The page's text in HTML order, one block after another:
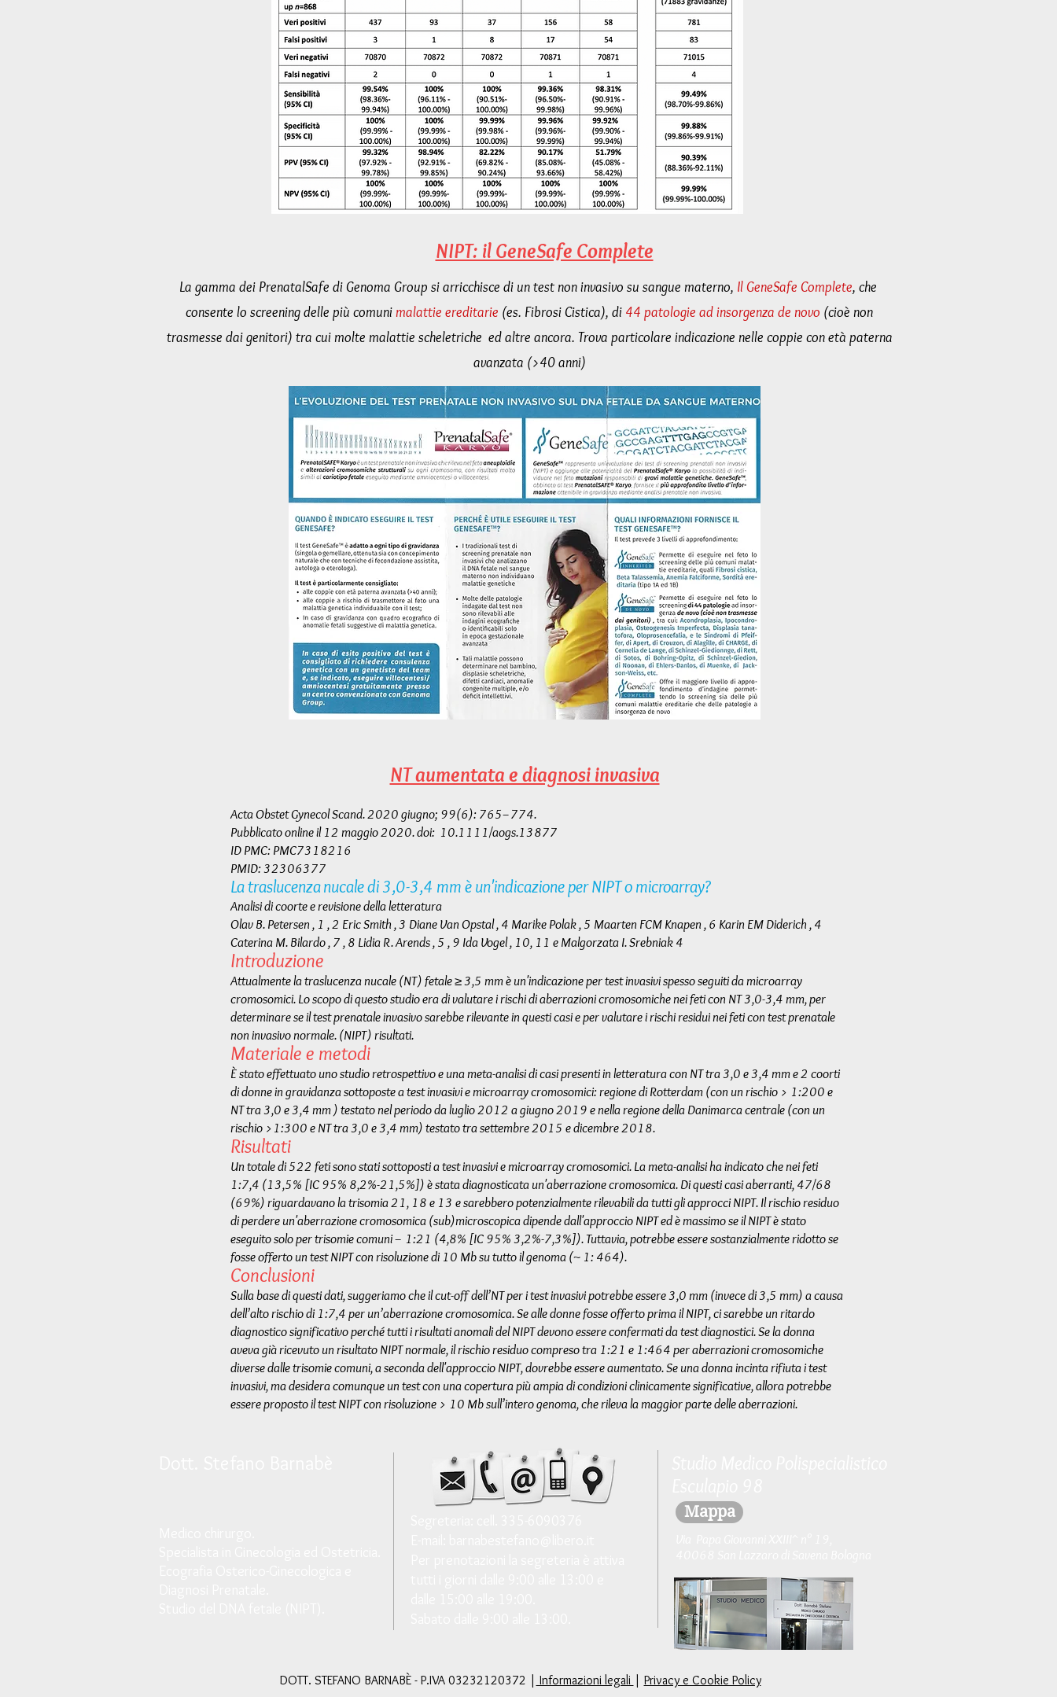
Grow Your Vision
Welcome visitors to your site with a short, engaging introduction.
Double click to edit and add your own text.
Start Now
NIPT: il GeneSafe Complete
Il GeneSafe Complete, che
consente lo screening delle più comuni malattie ereditarie (es. Fibrosi Cistica), di 44 patologie ad insorgenza de novo (cioè non
trasmesse dai genitori) tra cui molte malattie scheletriche ed altre ancora. Trova particolare indicazione nelle coppie con età paterna
avanzata (>40 anni)
Acta Obstet Gynecol Scand. 2020 giugno; 99(6): 765–774.
Pubblicato online il 12 maggio 2020. doi: 10.1111/aogs.13877
ID PMC: PMC7318216
PMID: 32306377
La traslucenza nucale di 3,0-3,4 mm è un'indicazione per NIPT o microarray?
Analisi di coorte e revisione della letteratura
Olav B. Petersen , 1 , 2 Eric Smith , 3 Diane Van Opstal , 4 Marike Polak , 5 Maarten FCM Knapen , 6 Karin EM Diderich , 4
Caterina M. Bilardo , 7 , 8 Lidia R. Arends , 5 , 9 Ida Vogel , 10, 11 e Malgorzata I. Srebniak 4
Introduzione
Attualmente la traslucenza nucale (NT) fetale ≥ 3,5 mm è un'indicazione per test invasivi spesso seguiti da microarray
cromosomici. Lo scopo di questo studio era di valutare i rischi di aberrazioni cromosomiche nei feti con NT 3,0-3,4 mm, per
determinare se il test prenatale invasivo sarebbe rilevante in questi casi e per valutare i rischi residui nei feti con test prenatale
non invasivo normale. (NIPT) risultati.
Materiale e metodi
È stato effettuato uno studio retrospettivo e una meta-analisi di casi presenti in letteratura con NT tra 3,0 e 3,4 mm e 2 coorti
di donne in gravidanza sottoposte a test invasivi e microarray cromosomici: regione di Rotterdam (con un rischio > 1:200 e
NT tra 3,0 e 3,4 mm ) testato nel periodo da luglio 2012 a giugno 2019 e nella regione della Danimarca centrale (con un
rischio >1:300 e NT tra 3,0 e 3,4 mm) testato tra settembre 2015 e dicembre 2018.
Risultati
Un totale di 522 feti sono stati sottoposti a test invasivi e microarray cromosomici. La meta-analisi ha indicato che nei feti
1:7,4 (13,5% [IC 95% 8,2%-21,5%]) è stata diagnosticata un'aberrazione cromosomica. Di questi casi aberranti, 47/68
(69%) riguardavano la trisomia 21, 18 e 13 e sarebbero potenzialmente rilevabili da tutti gli approcci NIPT. Il rischio residuo
di perdere un'aberrazione cromosomica (sub)microscopica dipende dall'approccio NIPT ed è massimo se il NIPT è stato
eseguito solo per trisomie comuni – 1:21 (4,8% [IC 95% 3,2%-7,3%]). Tuttavia, potrebbe essere sostanzialmente ridotto se
fosse offerto un test NIPT con risoluzione di 10 Mb su tutto il genoma (~ 1: 464).
Conclusioni
Sulla base di questi dati, suggeriamo che il cut-off dell’NT per i test invasivi potrebbe essere 3,0 mm (invece di 3,5 mm) a causa
dell’alto rischio di 1:7,4 per un’aberrazione cromosomica. Se alle donne fosse offerto prima il NIPT, ci sarebbe un ritardo
diagnostico significativo perché tutti i risultati anomali del NIPT devono essere confermati da test diagnostici. Se la donna
aveva già ricevuto un risultato NIPT normale, il rischio residuo compreso tra 1:21 e 1:464 per aberrazioni cromosomiche
diverse dalle trisomie comuni, a seconda dell'approccio NIPT, dovrebbe essere aumentato. Se una donna incinta rifiuta i test
invasivi, ma desidera comunque un test con una copertura più ampia di condizioni clinicamente significative, allora potrebbe
essere proposto il test NIPT con risoluzione > 10 Mb sull’intero genoma, che rileva la maggior parte delle aberrazioni.
NT aumentata e diagnosi invasiva
Mappa
DOTT. STEFANO BARNABÈ - P.IVA 03232120372 | Informazioni legali | Privacy e Cookie Policy